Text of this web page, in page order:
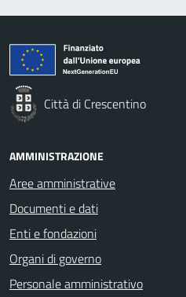
Città di Crescentino
AMMINISTRAZIONE
Aree amministrative
Documenti e dati
Enti e fondazioni
Organi di governo
Personale amministrativo